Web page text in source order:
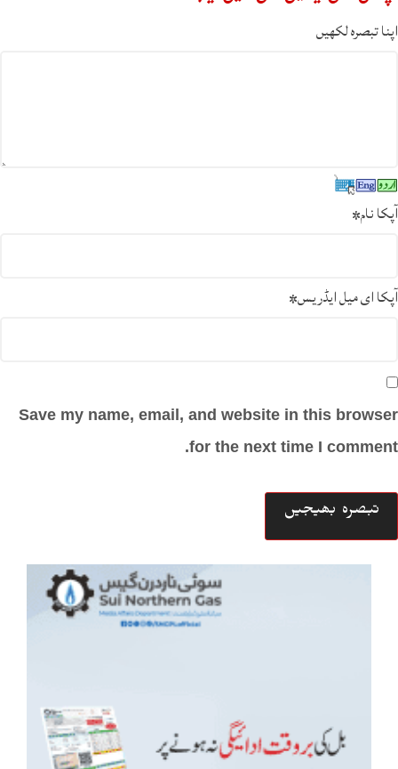
اپنا تبصرہ لکھیں
آپکا نام*
آپکا ای میل ایڈریس*
Save my name, email, and website in this browser
for the next time I comment.